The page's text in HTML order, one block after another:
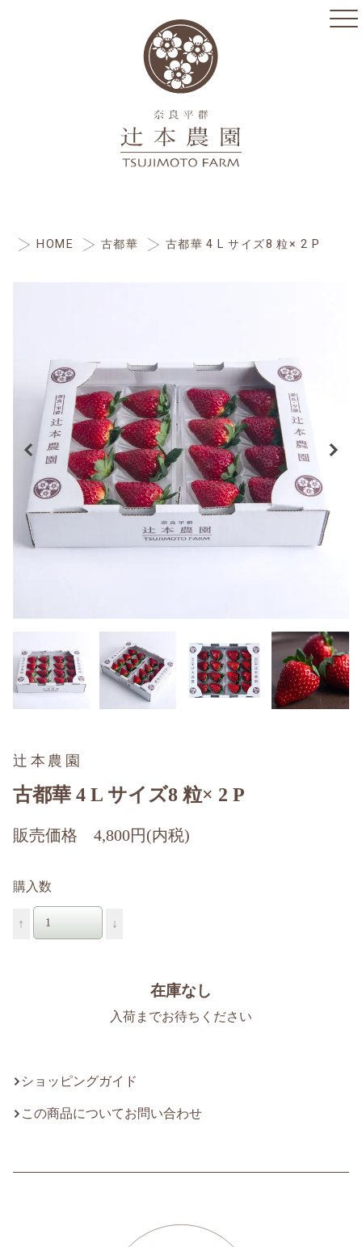
HOME 古都華 古都華 4 L サイズ8 粒× 2 P
辻本農園
古都華 4 L サイズ8 粒× 2 P
販売価格 4,800円(内税)
購入数
↑ ↓
在庫なし
入荷までお待ちください
ショッピングガイド
この商品についてお問い合わせ